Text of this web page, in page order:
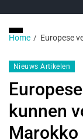
Home Europese
Nieuws Artikelen
kunnen
Marokko